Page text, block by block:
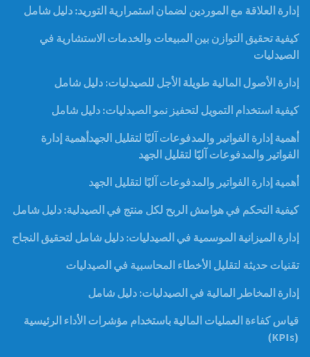
إدارة العلاقة مع الموردين لضمان استمرارية التوريد: دليل شامل
كيفية تحقيق التوازن بين المبيعات والخدمات الاستشارية في
الصيدليات
إدارة الأصول المالية طويلة الأجل للصيدليات: دليل شامل
كيفية استخدام التمويل لتحفيز نمو الصيدليات: دليل شامل
أهمية إدارة الفواتير والمدفوعات آليًا لتقليل الجهدأهمية إدارة
الفواتير والمدفوعات آليًا لتقليل الجهد
أهمية إدارة الفواتير والمدفوعات آليًا لتقليل الجهد
كيفية التحكم في هوامش الربح لكل منتج في الصيدلية: دليل شامل
إدارة الميزانية الموسمية في الصيدليات: دليل شامل لتحقيق النجاح
تقنيات حديثة لتقليل الأخطاء المحاسبية في الصيدليات
إدارة المخاطر المالية في الصيدليات: دليل شامل
قياس كفاءة العمليات المالية باستخدام مؤشرات الأداء الرئيسية
(KPIs)